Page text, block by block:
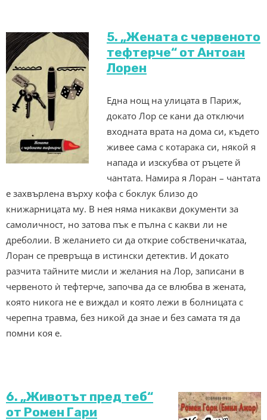
5. „Жената с червеното
тефтерче“ от Антоан
Лорен
Една нощ на улицата в Париж,
докато Лор се кани да отключи
входната врата на дома си, където
живее сама с котарака си, някой я
напада и изскубва от ръцете й
чантата. Намира я Лоран – чантата
е захвърлена върху кофа с боклук близо до
книжарницата му. В нея няма никакви документи за
самоличност, но затова пък е пълна с какви ли не
дреболии. В желанието си да открие собственичкатаа,
Лоран се превръща в истински детектив. И докато
разчита тайните мисли и желания на Лор, записани в
червеното ѝ тефтерче, започва да се влюбва в жената,
която никога не е виждал и която лежи в болницата с
черепна травма, без никой да знае и без самата тя да
помни коя е.
6. „Животът пред теб“
от Ромен Гари